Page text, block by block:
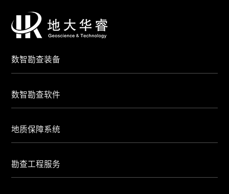
数智勘查装备
数智勘查软件
地质保障系统
勘查工程服务